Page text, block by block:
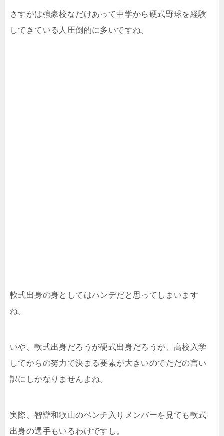
さすがは強豪校なだけあって中学から硬式野球を経験
してきている人圧倒的に多いですね。
軟式出身の身としてはハンデだと思ってしまいます
ね。
いや、軟式出身だろうが硬式出身だろうが、高校入学
してからの努力で決まる要素が大きいのでただの言い
訳にしかなりませんよね。
実際、智辯和歌山のベンチ入りメンバーを見ても軟式
出身の選手もいるわけですし。